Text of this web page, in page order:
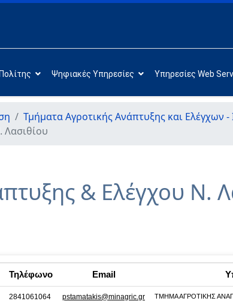
Ψηφιακές Υπηρεσίες Υπηρεσίες Web
Τμήματα Αγροτικής Ανάπτυξης και Ελέγχων -
Λασιθίου
& Ελέγχου Ν.